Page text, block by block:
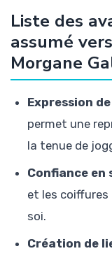
Liste des
assumé
Morgane
Expression
permet une
la tenue de
Confiance en
et les coiffures
soi.
Création de